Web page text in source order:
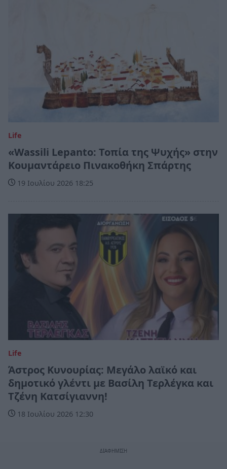
Life
«Wassili Lepanto: Τοπία της Ψυχής» στην
Κουμαντάρειο Πινακοθήκη Σπάρτης
19 Ιουλίου 2026 18:25
Life
Άστρος Κυνουρίας: Μεγάλο λαϊκό και
δημοτικό γλέντι με Βασίλη Τερλέγκα και
Τζένη Κατσίγιαννη!
18 Ιουλίου 2026 12:30